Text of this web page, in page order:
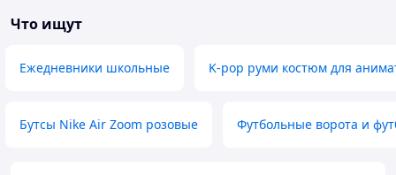
телефонов
Что ищут
Ежедневники школьные K-pop руми костюм для
Бутсы Nike Air Zoom розовые Футбольные ворота и